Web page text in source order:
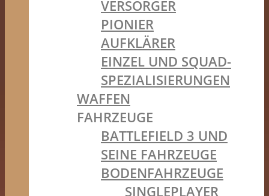
VERSORGER
PIONIER
AUFKLÄRER
EINZEL UND SQUAD-
SPEZIALISIERUNGEN
WAFFEN
FAHRZEUGE
BATTLEFIELD 3 UND
SEINE FAHRZEUGE
BODENFAHRZEUGE
SINGLEPLAYER